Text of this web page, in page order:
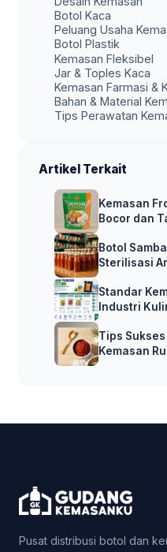
Botol Kaca
Peluang Usaha
Botol Plastik
Kemasan Fleksibel
Jar & Toples Kaca
Kemasan Farmasi &
Bahan & Material
Tips Perawatan
Artikel Terkait
Kemasan
Bocor dan
Botol
Sterilisasi
Standar
Industri
Tips Sukses
Kemasan
Pusat distribusi botol dan